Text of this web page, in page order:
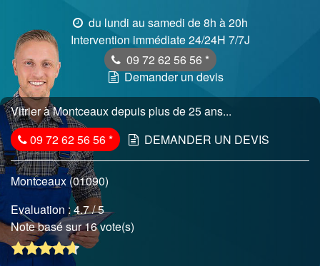
du lundi au samedi de 8h à 20h
Intervention immédiate 24/24H 7/7J
09 72 62 56 56 *
Demander un devis
Vitrier à Montceaux depuis plus de 25 ans...
09 72 62 56 56* DEMANDER UN DEVIS
Montceaux (01090)
Evaluation :4.7/ 5
Note basé sur 16 vote(s)